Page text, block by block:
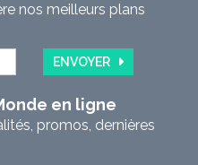
nos meilleurs plans
ENVOYER
en ligne
promos, dernières